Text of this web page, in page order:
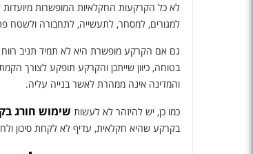
לא כל הקרקעות החקלאיות המופשרות
למגורים, למסחר, לתעשייה, לתחבורה ולשטח
גם אם הקרקע מופשרת היא לא תמיד תניב
בטוחה, כיוון שייתכן והקרקע תופקע לצורך
והמדינה אינה ממהרת לאשר בנייה עליה.
כמו כן, יש להיזהר לא לעשות שימוש חורג
בקרקע שהיא חקלאית, עדיף לא לקחת סיכון